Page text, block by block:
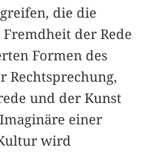
die die
der Rede
Formen des
Rechtsprechung,
und der Kunst
einer
wird